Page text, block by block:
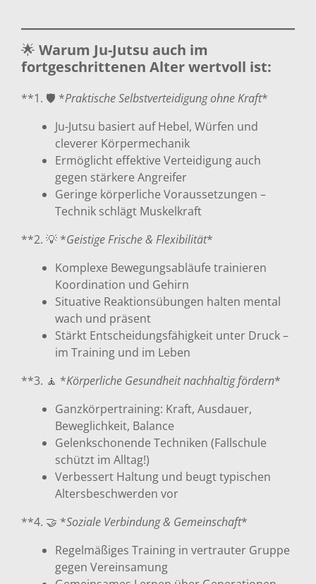
🌟 Warum Ju-Jutsu auch im
fortgeschrittenen Alter wertvoll ist:
**1. 🛡️ *Praktische Selbstverteidigung ohne Kraft*
Ju-Jutsu basiert auf Hebel, Würfen und
cleverer Körpermechanik
Ermöglicht effektive Verteidigung auch
gegen stärkere Angreifer
Geringe körperliche Voraussetzungen –
Technik schlägt Muskelkraft
**2. 💡 *Geistige Frische & Flexibilität*
Komplexe Bewegungsabläufe trainieren
Koordination und Gehirn
Situative Reaktionsübungen halten mental
wach und präsent
Stärkt Entscheidungsfähigkeit unter Druck –
im Training und im Leben
**3. 🧘 *Körperliche Gesundheit nachhaltig fördern*
Ganzkörpertraining: Kraft, Ausdauer,
Beweglichkeit, Balance
Gelenkschonende Techniken (Fallschule
schützt im Alltag!)
Verbessert Haltung und beugt typischen
Altersbeschwerden vor
**4. 🤝 *Soziale Verbindung & Gemeinschaft*
Regelmäßiges Training in vertrauter Gruppe
gegen Vereinsamung